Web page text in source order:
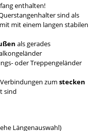
enthalten!
sind als
mit einem langen stabilen
als gerades
oder Treppengeländer
zum stecken
sind
Längenauswahl)